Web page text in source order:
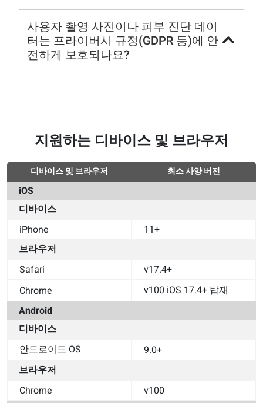
사용자 촬영 사진이나 피부 진단 데이
터는 프라이버시 규정(GDPR 등)에 안
전하게 보호되나요?
지원하는 디바이스 및 브라우저
디바이스 및 브라우저 최소 사양 버전
iOS
디바이스
iPhone
11+
브라우저
Safari
v17.4+
Chrome
v100 iOS 17.4+ 탑재
Android
디바이스
안드로이드 OS
9.0+
브라우저
Chrome
v100